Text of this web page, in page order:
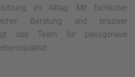
im Alltag. Mit fachlicher
Beratung und präziser
das Team für passgenaue